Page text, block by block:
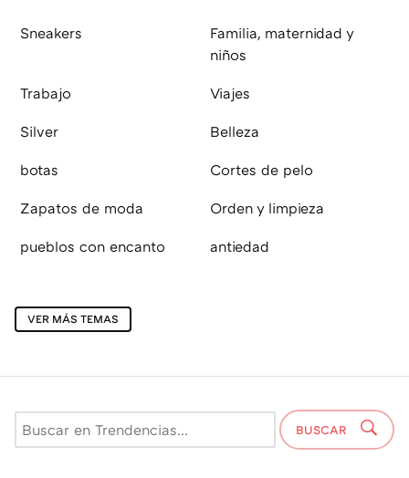
Sneakers
Familia, maternidad y
niños
Trabajo Viajes
Silver Belleza
botas Cortes de pelo
Zapatos de moda Orden y limpieza
pueblos con encanto antiedad
VER MÁS TEMAS
BUSCAR